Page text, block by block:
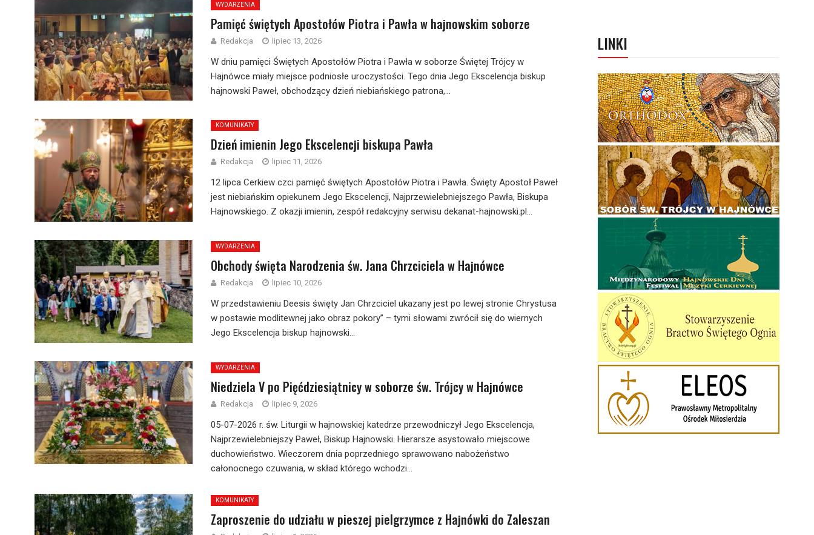
WYDARZENIA
Pamięć świętych Apostołów Piotra i Pawła w hajnowskim soborze
Redakcja lipiec 13, 2026
W dniu pamięci Świętych Apostołów Piotra i Pawła w soborze Świętej Trójcy w
Hajnówce miały miejsce podniosłe uroczystości. Tego dnia Jego Ekscelencja biskup
hajnowski Paweł, obchodzący dzień niebiańskiego patrona,...
KOMUNIKATY
Dzień imienin Jego Ekscelencji biskupa Pawła
Redakcja lipiec 11, 2026
12 lipca Cerkiew czci pamięć świętych Apostołów Piotra i Pawła. Święty Apostoł Paweł
jest niebiańskim opiekunem Jego Ekscelencji, Najprzewielebniejszego Pawła, Biskupa
Hajnowskiego. Z okazji imienin, zespół redakcyjny serwisu dekanat-hajnowski.pl...
WYDARZENIA
Obchody święta Narodzenia św. Jana Chrzciciela w Hajnówce
Redakcja lipiec 10, 2026
W przedstawieniu Deesis święty Jan Chrzciciel ukazany jest po lewej stronie Chrystusa
w postawie modlitewnej jako obraz pokory” – tymi słowami zwrócił się do wiernych
Jego Ekscelencja biskup hajnowski...
WYDARZENIA
Niedziela V po Pięćdziesiątnicy w soborze św. Trójcy w Hajnówce
Redakcja lipiec 9, 2026
05-07-2026 r. św. Liturgii w hajnowskiej katedrze przewodniczył Jego Ekscelencja,
Najprzewielebniejszy Paweł, Biskup Hajnowski. Hierarsze asystowało miejscowe
duchowieństwo. Wieczorem dnia poprzedniego sprawowano nabożeństwo
całonocnego czuwania, w skład którego wchodzi...
KOMUNIKATY
Zaproszenie do udziału w pieszej pielgrzymce z Hajnówki do Zaleszan
LINKI